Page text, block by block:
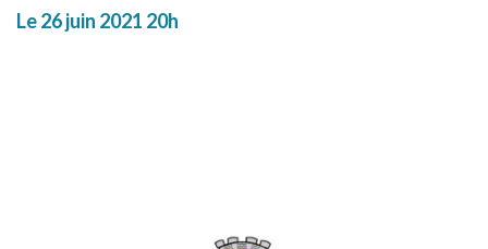
Le26juin 2021 20h